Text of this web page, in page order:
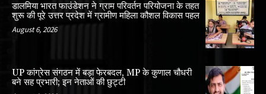
डालमिया भारत फाउंडेशन ने ग्राम परिवर्तन परियोजना के तहत
शुरू की पूरे उत्तर प्रदेश में ग्रामीण महिला कौशल विकास पहल
August 6, 2026
UP कांग्रेस संगठन में बड़ा फेरबदल, MP के कुणाल चौधरी
बने सह प्रभारी; इन नेताओं की छुट्टी